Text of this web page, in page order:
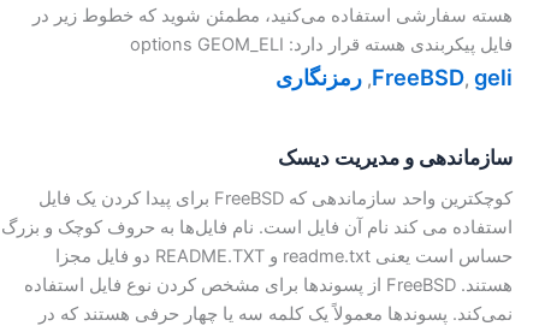
هسته سفارشی استفاده می‌کنید، مطمئن شوید که خطوط زیر در
فایل پیکربندی هسته قرار دارد: options GEOM_ELI
FreeBSD,geli
, رمزنگاری
سازماندهی و مدیریت دیسک
کوچکترین واحد سازماندهی که FreeBSD برای پیدا کردن یک فایل‌
استفاده می کند نام آن فایل است. نام فایل‌ها به حروف کوچک و بزرگ
حساس است یعنی readme.txt و README.TXT دو فایل مجزا
هستند. FreeBSD از پسوندها برای مشخص کردن نوع فایل استفاده
نمی‌کند. پسوندها معمولاً یک کلمه سه یا چهار حرفی هستند که در